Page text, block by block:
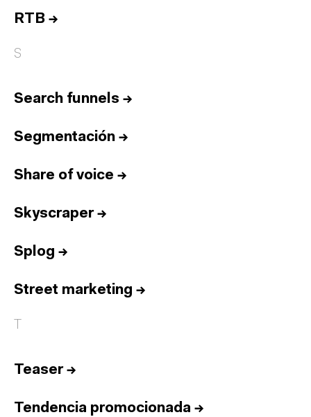
RTB →
S
Search funnels →
Segmentación →
Share of voice →
Skyscraper→
Splog →
Street marketing →
T
Teaser→
Tendencia promocionada →